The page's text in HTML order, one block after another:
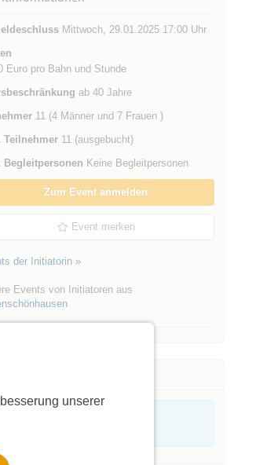
unserer
Mittwoch, 29.01.2025 17:00 Uhr
Euro pro Bahn und Stunde
ab 40 Jahre
11 (4 Männer und 7 Frauen )
Teilnehmer11 (ausgebucht)
Begleitpersonen Keine Begleitpersonen
Zum Event anmelden
Event merken
der Initiatorin »
Events von Initiatoren aus